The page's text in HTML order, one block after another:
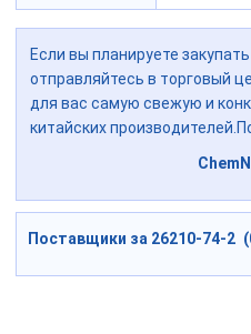
Если вы планируете
отправляйтесь в торговый
для вас самую свежую и
китайских
Поставщики за 26210-74-2